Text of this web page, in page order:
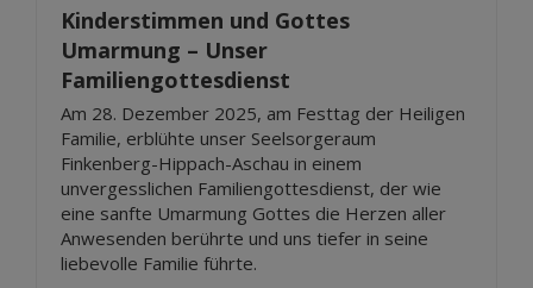
Kinderstimmen und Gottes
Umarmung – Unser
Familiengottesdienst
Am 28. Dezember 2025, am Festtag der Heiligen
Familie, erblühte unser Seelsorgeraum
Finkenberg-Hippach-Aschau in einem
unvergesslichen Familiengottesdienst, der wie
eine sanfte Umarmung Gottes die Herzen aller
Anwesenden berührte und uns tiefer in seine
liebevolle Familie führte.